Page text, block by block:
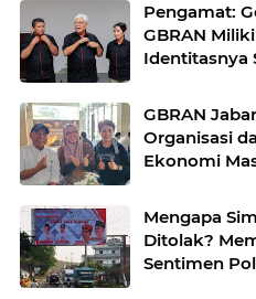
Pengamat:
GBRAN
Identitasnya
GBRAN
Organisasi
Ekonomi
Mengapa
Ditolak?
Sentimen